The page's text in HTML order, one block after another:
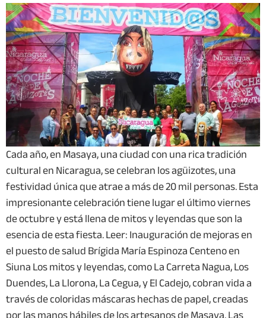
Cada año, en Masaya, una ciudad con una rica tradición
cultural en Nicaragua, se celebran los agüizotes, una
festividad única que atrae a más de 20 mil personas. Esta
impresionante celebración tiene lugar el último viernes
de octubre y está llena de mitos y leyendas que son la
esencia de esta fiesta. Leer: Inauguración de mejoras en
el puesto de salud Brígida María Espinoza Centeno en
Siuna Los mitos y leyendas, como La Carreta Nagua, Los
Duendes, La Llorona, La Cegua, y El Cadejo, cobran vida a
través de coloridas máscaras hechas de papel, creadas